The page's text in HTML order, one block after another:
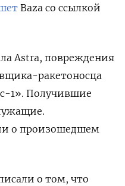
Baza со ссылкой
Astra, повреждения
ракетоносца
1». Получившие
о произошедшем
о том, что